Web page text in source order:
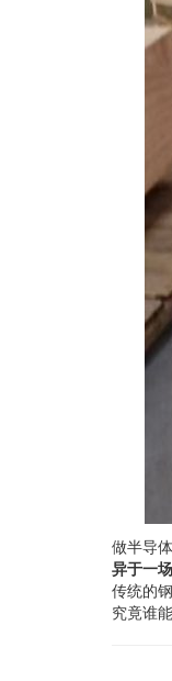
做半导
异于一
传统的
究竟谁